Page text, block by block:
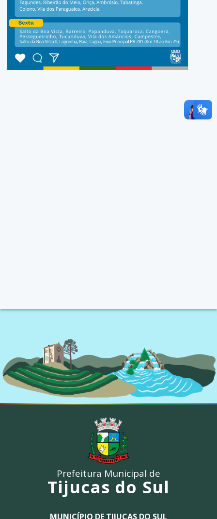
Prefeitura Municipal de
Tijucas do Sul
MUNICÍPIO DE TIJUCAS DO SUL